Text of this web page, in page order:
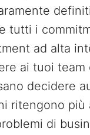
tutti i
ad alta
ai tuoi
decidere
ritengono più
di